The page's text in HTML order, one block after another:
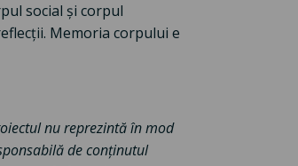
social și corpul
Memoria corpului e
nu reprezintă în mod
de conținutul